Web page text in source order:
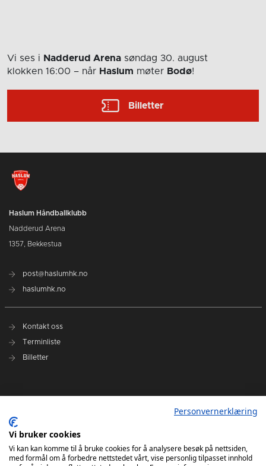
Vi ses i Nadderud Arena søndag 30. august
klokken 16:00 – når Haslum møter Bodø!
Billetter
Haslum Håndballklubb
Nadderud Arena
1357, Bekkestua
post@haslumhk.no
haslumhk.no
Kontakt oss
Terminliste
Billetter
Ansvarlig redaktør: Tore Solberg
Personvernerklæring
Vi bruker cookies
Vi kan kan komme til å bruke cookies for å analysere besøk på nettsiden,
med formål om å forbedre nettstedet vårt, vise personlig tilpasset innhold